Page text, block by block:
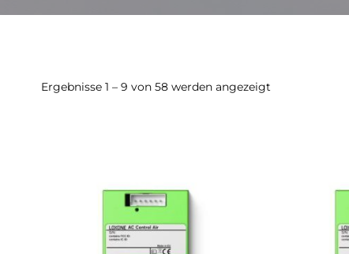
Ergebnisse 1 – 9 von 58 werden angezeigt